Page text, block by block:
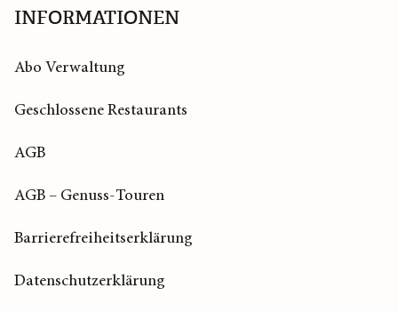
INFORMATIONEN
Abo Verwaltung
Geschlossene Restaurants
AGB
AGB – Genuss-Touren
Barrierefreiheitserklärung
Datenschutzerklärung